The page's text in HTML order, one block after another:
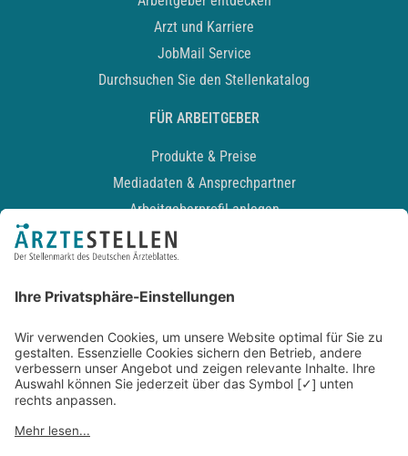
Arzt und Karriere
JobMail Service
Durchsuchen Sie den Stellenkatalog
FÜR ARBEITGEBER
Produkte & Preise
Mediadaten & Ansprechpartner
Arbeitgeberprofil anlegen
Recruiting-Podcast
Kontakt
Datenschutz
Newsletter